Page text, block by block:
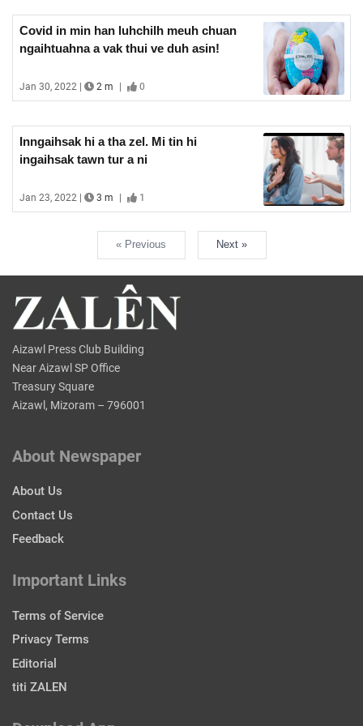
min tihhlim duihn an tinawn leh thin a
ni. Naupang hian ngaihsak an mamawh
hlawh dan tur an zawng reng thin.
Covid in min han luhchilh meuh chuan
ngaihtuahna a vak thui ve duh asin!
Jan 30, 2022 | 2 m | 0
Inngaihsak hi a tha zel. Mi tin hi
ingaihsak tawn tur a ni
Jan 23, 2022 | 3 m | 1
« Previous Next »
Aizawl Press Club Building
Near Aizawl SP Office
Treasury Square
Aizawl, Mizoram – 796001
About Newspaper
About Us
Contact Us
Feedback
Important Links
Terms of Service
Privacy Terms
Editorial
titi ZALEN